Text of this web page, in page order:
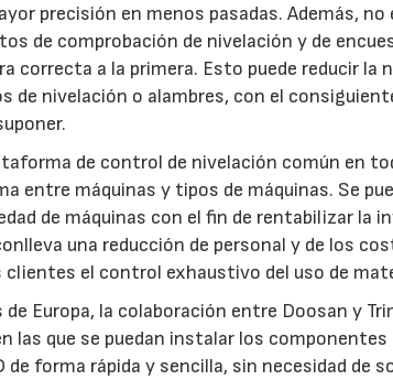
precisión en menos pasadas. Además,
de comprobación de nivelación y de
correcta a la primera. Esto puede reducir la
de nivelación o alambres, con el
de control de nivelación común en
entre máquinas y tipos de máquinas. Se
de máquinas con el fin de rentabilizar la
una reducción de personal y de los
el control exhaustivo del uso de
Europa, la colaboración entre Doosan y
en las que se puedan instalar los
de forma rápida y sencilla, sin necesidad de